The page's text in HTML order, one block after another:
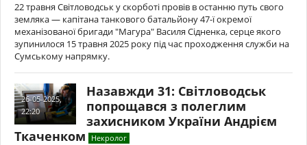
22 травня Світловодськ у скорботі провів в останню путь свого
земляка — капітана танкового батальйону 47-ї окремої
механізованої бригади "Магура" Василя Сідненка, серце якого
зупинилося 15 травня 2025 року під час проходження служби на
Сумському напрямку.
26-05-2025,
22:20
Назавжди 31: Світловодськ
попрощався з полеглим
захисником України Андрієм
Ткаченком
Некролог